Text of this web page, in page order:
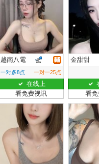
越南八電
一对多8点 一对一25点
在线上
看免费视讯
金甜甜
看